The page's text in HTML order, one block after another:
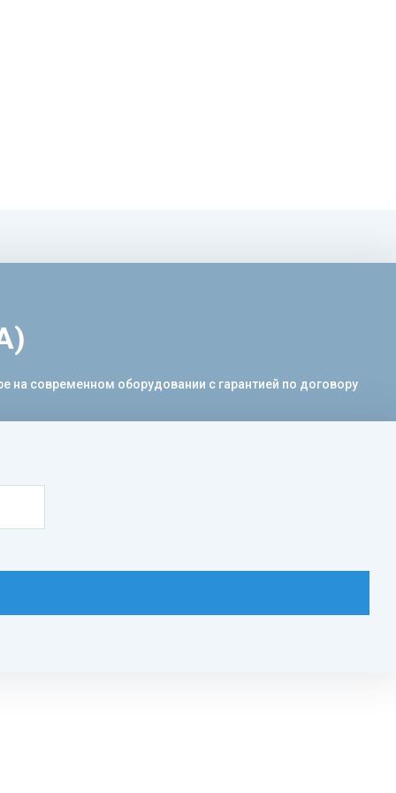
на современном оборудовании с гарантией по договору